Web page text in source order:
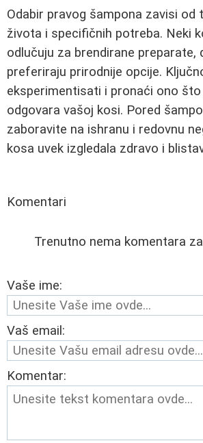
Odabir pravog šampona zavisi od
života i specifičnih potreba. Neki
odlučuju za brendirane preparate,
preferiraju prirodnije opcije.
eksperimentisati i pronaći ono što
odgovara vašoj kosi. Pored
zaboravite na ishranu i redovnu
kosa uvek izgledala zdravo i
Komentari
Trenutno nema komentara
Vaše ime:
Vaš email:
Komentar: